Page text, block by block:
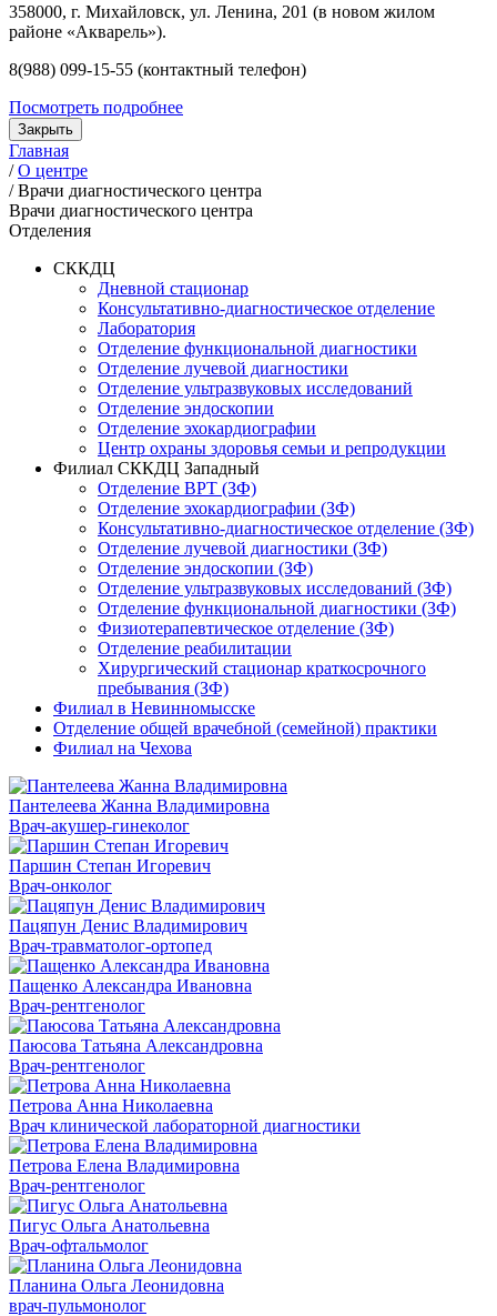
358000, г. Михайловск, ул. Ленина, 201 (в новом жилом
районе «Акварель»).
8(988) 099-15-55 (контактный телефон)
Посмотреть подробнее
Закрыть
Главная
/ О центре
/ Врачи диагностического центра
Врачи диагностического центра
Отделения
СККДЦ
Дневной стационар
Консультативно-диагностическое отделение
Лаборатория
Отделение функциональной диагностики
Отделение лучевой диагностики
Отделение ультразвуковых исследований
Отделение эндоскопии
Отделение эхокардиографии
Центр охраны здоровья семьи и репродукции
Филиал СККДЦ Западный
Отделение ВРТ (ЗФ)
Отделение эхокардиографии (ЗФ)
Консультативно-диагностическое отделение (ЗФ)
Отделение лучевой диагностики (ЗФ)
Отделение эндоскопии (ЗФ)
Отделение ультразвуковых исследований (ЗФ)
Отделение функциональной диагностики (ЗФ)
Физиотерапевтическое отделение (ЗФ)
Отделение реабилитации
Хирургический стационар краткосрочного
пребывания (ЗФ)
Филиал в Невинномысске
Отделение общей врачебной (семейной) практики
Филиал на Чехова
Пантелеева Жанна Владимировна
Врач-акушер-гинеколог
Паршин Степан Игоревич
Врач-онколог
Пацяпун Денис Владимирович
Врач-травматолог-ортопед
Пащенко Александра Ивановна
Врач-рентгенолог
Паюсова Татьяна Александровна
Врач-рентгенолог
Петрова Анна Николаевна
Врач клинической лабораторной диагностики
Петрова Елена Владимировна
Врач-рентгенолог
Пигус Ольга Анатольевна
Врач-офтальмолог
Планина Ольга Леонидовна
врач-пульмонолог